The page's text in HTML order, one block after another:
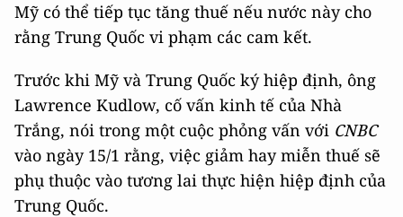
Mỹ có thể tiếp tục tăng thuế nếu nước này cho
rằng Trung Quốc vi phạm các cam kết.
Trước khi Mỹ và Trung Quốc ký hiệp định, ông
Lawrence Kudlow, cố vấn kinh tế của Nhà
Trắng, nói trong một cuộc phỏng vấn với CNBC
vào ngày 15/1 rằng, việc giảm hay miễn thuế sẽ
phụ thuộc vào tương lai thực hiện hiệp định của
Trung Quốc.